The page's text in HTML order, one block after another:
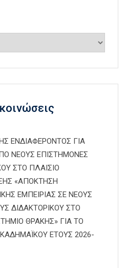
ΕΝΔΙΑΦΕΡΟΝΤΟΣ ΓΙΑ
ΝΕΟΥΣ ΕΠΙΣΤΗΜΟΝΕΣ
ΣΤΟ ΠΛΑΙΣΙΟ
«ΑΠΟΚΤΗΣΗ
ΕΜΠΕΙΡΙΑΣ ΣΕ ΝΕΟΥΣ
ΔΙΔΑΚΤΟΡΙΚΟΥ ΣΤΟ
ΘΡΑΚΗΣ» ΓΙΑ ΤΟ
ΕΤΟΥΣ 2026-